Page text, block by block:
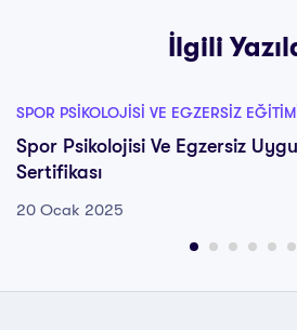
İlgili
SPOR PSIKOLOJISI VE EGZERSIZ
Spor Psikolojisi Ve Egzersiz
Sertifikası
20 Ocak 2025